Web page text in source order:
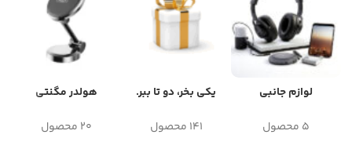
لوازم جانبی
5 محصول
یکی بخر، دو تا ببر.
141 محصول
هولدر مگنتی
20 محصول